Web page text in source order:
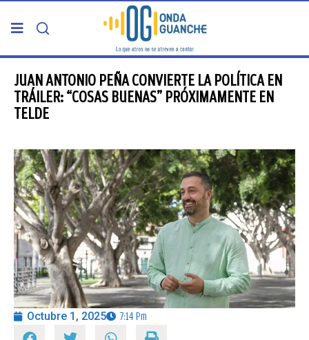
PORTADA
TELDE
GRAN CANARIA
CANARIAS
5ª COLUMNA
CARTAS DEL DIRECTOR
ENTREVISTAS
JUAN ANTONIO PEÑA CONVIERTE LA POLÍTICA EN
TRÁILER: “COSAS BUENAS” PRÓXIMAMENTE EN
TELDE
Octubre 1, 2025 7:14 Pm